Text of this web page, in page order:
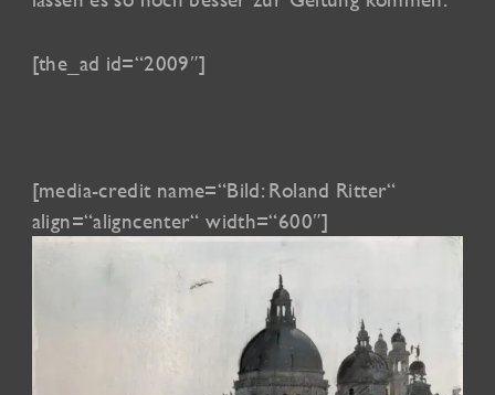
[the_ad id=“2009″]
[media-credit name=“Bild: Roland Ritter“
align=“aligncenter“ width=“600″]